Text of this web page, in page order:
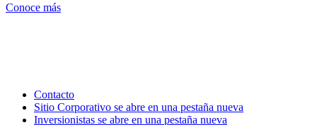
Conoce más
Contacto
Sitio Corporativo se abre en una pestaña nueva
Inversionistas se abre en una pestaña nueva